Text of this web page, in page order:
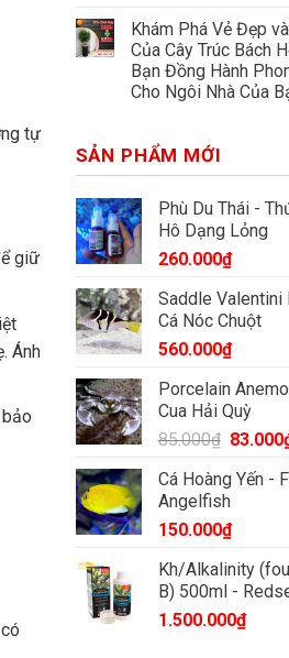
tự
giữ
Ánh
Khám Phá Vẻ Đẹp
Của Cây Trúc Bách
Bạn Đồng Hành
Cho Ngôi Nhà Của
SẢN PHẨM MỚI
Phù Du Thái -
Hô Dạng Lỏng
260.000₫
Saddle Valentini
Cá Nóc Chuột
560.000₫
Porcelain
Cua Hải Quỳ
85.000₫ Giá
là:
85.000₫.
83.000
Cá Hoàng Yến -
Angelfish
150.000₫
Kh/Alkalinity
B) 500ml -
1.500.000₫